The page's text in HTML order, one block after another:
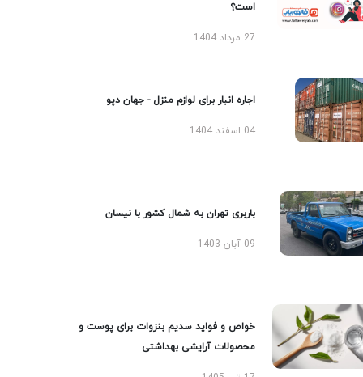
است؟
27 مرداد 1404
اجاره انبار برای لوازم منزل - جهان دپو
04 اسفند 1404
باربری تهران به شمال کشور با نیسان
09 آبان 1403
خواص و فواید سدیم بنزوات برای پوست و
محصولات آرایشی بهداشتی